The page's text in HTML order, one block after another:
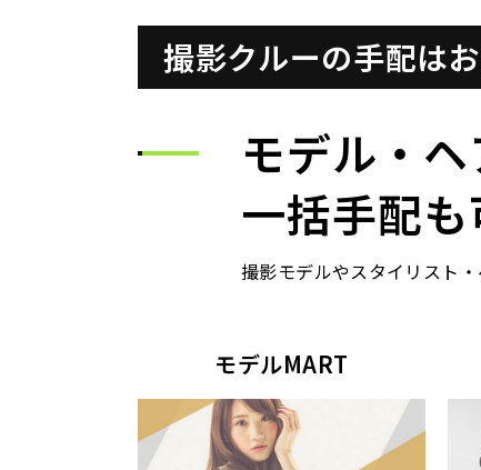
撮影クルーの手配は
モデル・
一括手配
撮影モデルやスタイリスト
モデルMART